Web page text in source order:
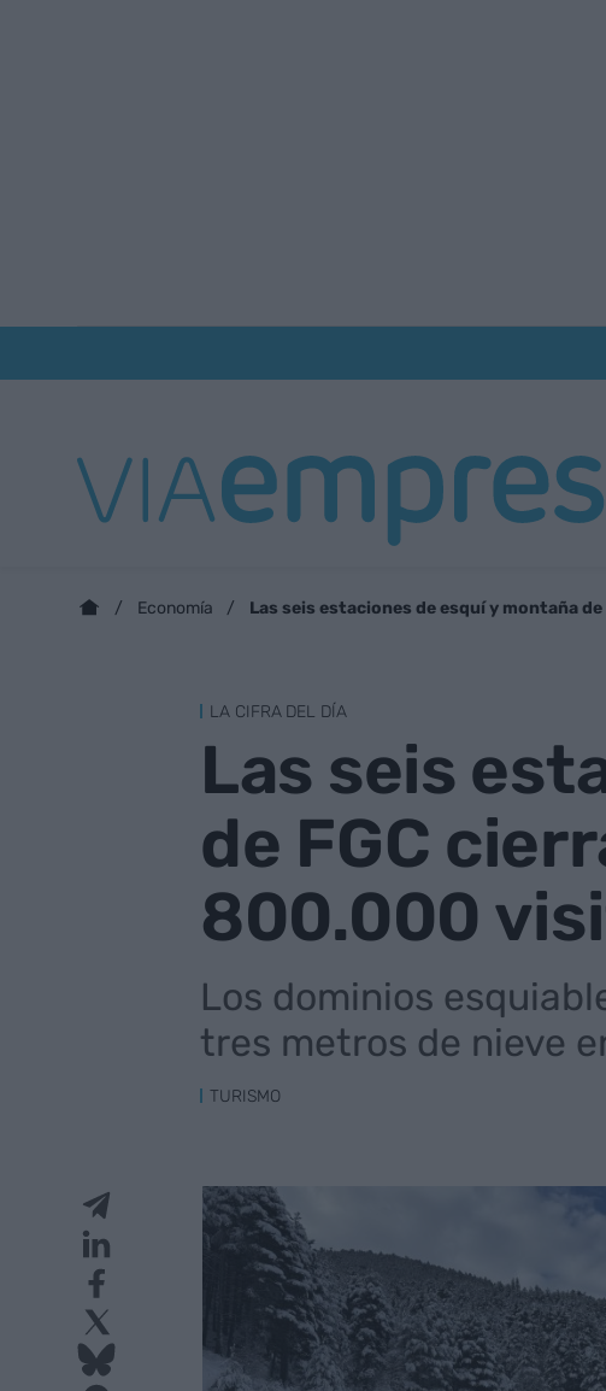
Economía Las seis estaciones de esquí y montaña
LA CIFRA DEL DÍA
Las seis
de FGC
800.000
Los dominios
tres metros de nieve
TURISMO